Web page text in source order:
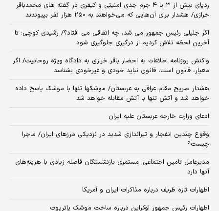
ردپای بیش از ۳ یا ۴ جرم جدی امنیتی و کیفری در گفته های محمدباقر
خرازی/ هشدار برای آن‌هایی که می‌خواهند به ۲۵۰ هزار نفر بپیوندند
اگر جلیلی رئیس جمهور می شد، چه اتفاقی می افتاد؟/ رشیدی کوچی: تا
آخرین لحظه تلاش کردیم از درگیری جلوگیری شود
واکنش روزنامه اطلاعات به احضار باقر خرازی به دادگاه ویژه روحانیت/ اگر
معیار، قانون است، قانون نباید خودی و غیرخودی بشناسد
هشدار صریح مقام عراقی به عربستان/ موشکها تنها با موشک پاسخ داده
خواهد شد و آتش تنها با آتش مقابله خواهد شد
ادعای وزارت خارجه عربستان علیه ایران
وقوع چندین انفجار و تیراندازی شدید در نزدیکی مرز‌های ایران/ ماجرا
چیست؟
مدیرعامل تامین اجتماعی: مستمری بازنشستگان فاصله زیادی با هزینه‌های
آنها دارد
اظهارات تازه ظریف درباره مذاکرات ایران و آمریکا
اظهارات رئیس جمهور اوکراین درباره ساخت موشک پاتریوت